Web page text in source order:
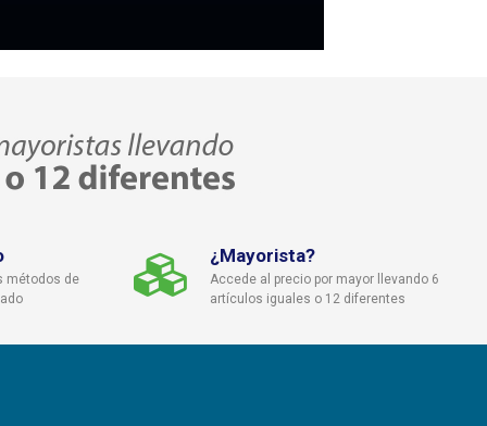
métodos de
¿Mayorista?
Accede al precio por mayor llevando 6
artículos iguales o 12 diferentes